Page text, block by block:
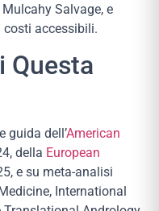
Salvage, e
accessibili.
Questa
guida dell’American
della European
e su meta-analisi
International